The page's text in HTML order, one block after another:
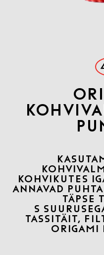
KOHVIKUTES
ANNAVAD
TÄPSE
S
TASSITÄIT,
ORIGAMI